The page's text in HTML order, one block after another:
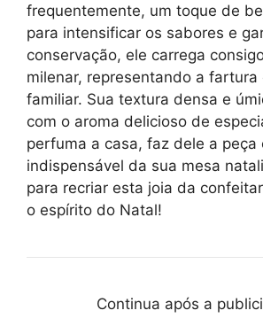
frequentemente, um toque de
para intensificar os sabores e
conservação, ele carrega
milenar, representando a fartura
familiar. Sua textura densa e
com o aroma delicioso de
perfuma a casa, faz dele a peça
indispensável da sua mesa
para recriar esta joia da
o espírito do Natal!
Continua após a